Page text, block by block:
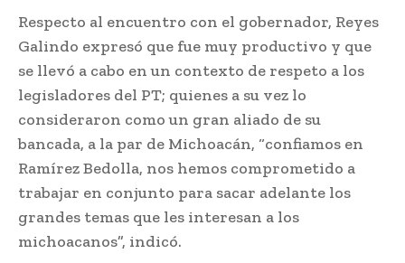
Respecto al encuentro con el gobernador, Reyes
Galindo expresó que fue muy productivo y que
se llevó a cabo en un contexto de respeto a los
legisladores del PT; quienes a su vez lo
consideraron como un gran aliado de su
bancada, a la par de Michoacán, “confiamos en
Ramírez Bedolla, nos hemos comprometido a
trabajar en conjunto para sacar adelante los
grandes temas que les interesan a los
michoacanos”, indicó.